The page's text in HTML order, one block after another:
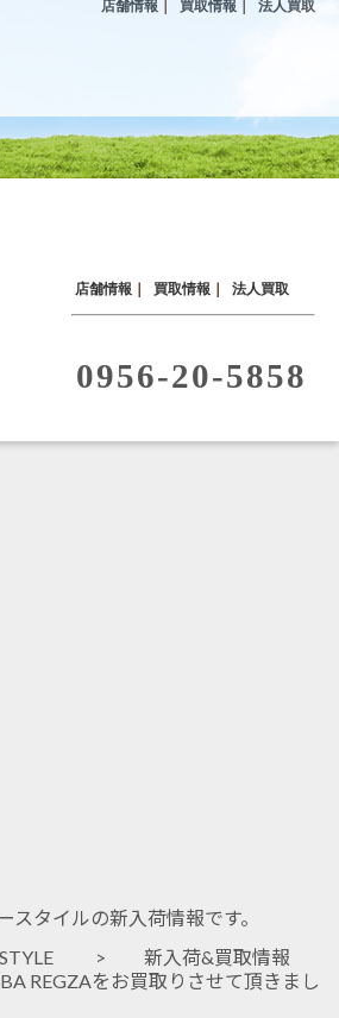
店舗情報 買取情報 法人買取
0956-20-5858
スタイルの新入荷情報です。
> 新入荷&買取情報
REGZAをお買取りさせて頂きまし
店舗情報 買取情報 法人買取